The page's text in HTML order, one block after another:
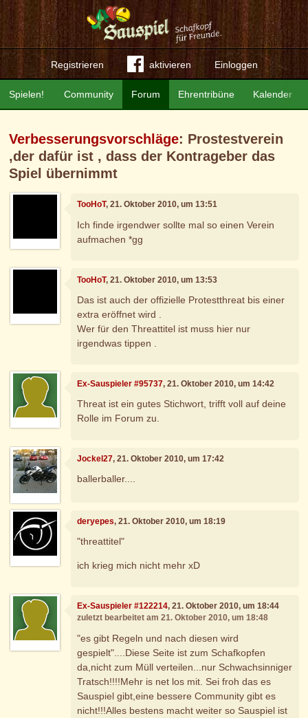
Registrieren aktivieren Einloggen
Community Forum Ehrentribüne Kalender
Spielen!
Verbesserungsvorschläge: Prostestverein
,der dafür ist , dass der Kontrageber das
Spiel übernimmt
TooHoT, 21. Oktober 2010, um 13:51
Ich finde irgendwer sollte mal so einen Verein
aufmachen *gg
TooHoT, 21. Oktober 2010, um 13:53
Das ist auch der offizielle Protestthreat bis einer
extra eröffnet wird .
Wer für den Threattitel ist muss hier nur
irgendwas tippen .
Ex-Sauspieler #95737, 21. Oktober 2010, um 14:42
Threat ist ein gutes Stichwort, trifft voll auf deine
Rolle im Forum zu.
Jockel27, 21. Oktober 2010, um 17:42
ballerballer....
deryepes, 21. Oktober 2010, um 18:19
"threattitel"
ich krieg mich nicht mehr xD
Ex-Sauspieler #122214, 21. Oktober 2010, um 18:44
zuletzt bearbeitet am 21. Oktober 2010, um 18:48
"es gibt Regeln und nach diesen wird
gespielt"....Diese Seite ist zum Schafkopfen
da,nicht zum Müll verteilen...nur Schwachsinniger
Tratsch!!!!Mehr is net los mit. Sei froh das es
Sauspiel gibt,eine bessere Community gibt es
nicht!!!Alles bestens macht weiter so Sauspiel ist